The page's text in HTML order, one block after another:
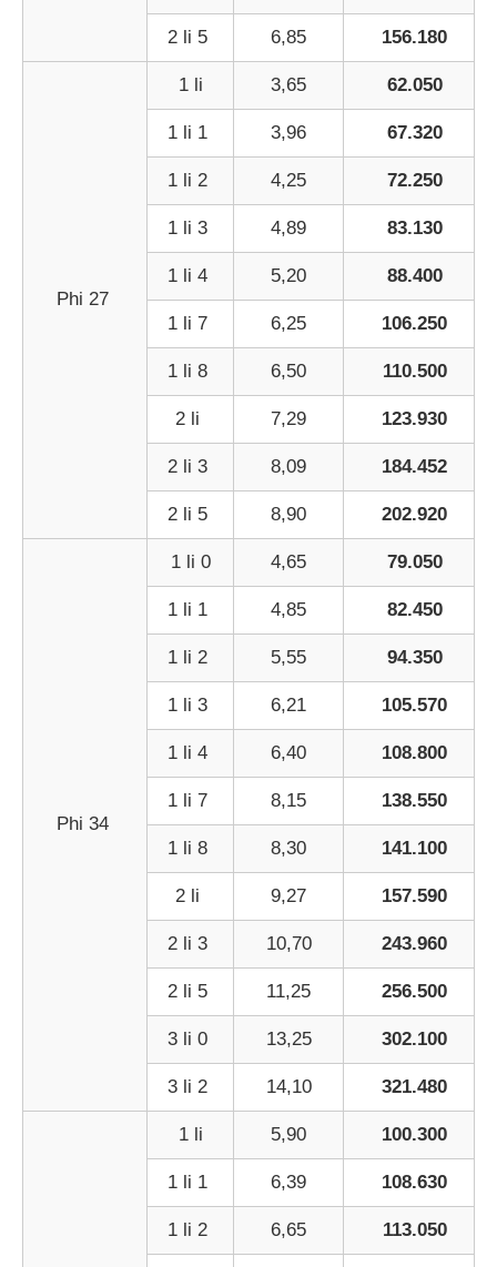
2 li 5 6,85 156.180
Phi 27
1 li 3,65 62.050
1 li 1 3,96 67.320
1 li 2 4,25 72.250
1 li 3 4,89 83.130
1 li 4 5,20 88.400
1 li 7 6,25 106.250
1 li 8 6,50 110.500
2 li 7,29 123.930
2 li 3 8,09 184.452
2 li 5 8,90 202.920
Phi 34
1 li 0 4,65 79.050
1 li 1 4,85 82.450
1 li 2 5,55 94.350
1 li 3 6,21 105.570
1 li 4 6,40 108.800
1 li 7 8,15 138.550
1 li 8 8,30 141.100
2 li 9,27 157.590
2 li 3 10,70 243.960
2 li 5 11,25 256.500
3 li 0 13,25 302.100
3 li 2 14,10 321.480
1 li 5,90 100.300
1 li 1 6,39 108.630
1 li 2 6,65 113.050